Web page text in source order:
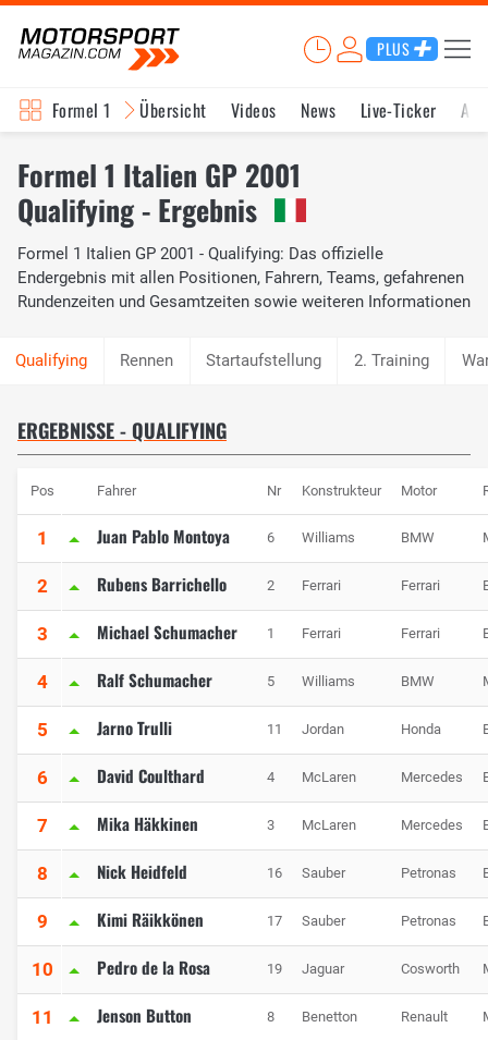
PLUS
Formel 1 Übersicht Videos News Live-Ticker
Formel 1 Italien GP 2001
Qualifying - Ergebnis
Formel 1 Italien GP 2001 - Qualifying: Das offizielle
Endergebnis mit allen Positionen, Fahrern, Teams, gefahrenen
Rundenzeiten und Gesamtzeiten sowie weiteren Informationen
Rennen Startaufstellung 2. Training
ERGEBNISSE - QUALIFYING
Pos Fahrer Nr Konstrukteur Motor
1 Juan Pablo Montoya 6 Williams BMW
2 Rubens Barrichello 2 Ferrari Ferrari
3 Michael Schumacher 1 Ferrari Ferrari
4 Ralf Schumacher 5 Williams BMW
5 Jarno Trulli 11 Jordan Honda
6 David Coulthard 4 McLaren Mercedes
7 Mika Häkkinen 3 McLaren Mercedes
8 Nick Heidfeld 16 Sauber Petronas
9 Kimi Räikkönen 17 Sauber Petronas
10 Pedro de la Rosa 19 Jaguar Cosworth
11 Jenson Button 8 Benetton Renault